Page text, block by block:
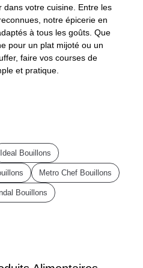
dans votre cuisine. Entre les
notre épicerie en
à tous les goûts. Que
pour un plat mijoté ou un
faire vos courses de
et pratique.
Ideal Bouillons
Metro Chef Bouillons
Bouillons